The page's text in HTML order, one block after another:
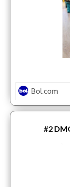
Bol.com
#2